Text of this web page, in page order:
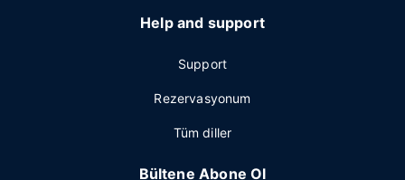
Help and support
Support
Rezervasyonum
Tüm diller
Bültene Abone Ol